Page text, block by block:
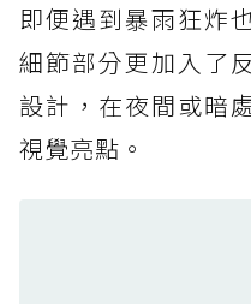
防水鞋推薦 7.
黃靴同級頂級防水
防水鞋推薦 7.
黃靴同級頂級防水
即便遇到暴雨狂炸
細節部分更加入了
設計，在夜間或暗
視覺亮點。